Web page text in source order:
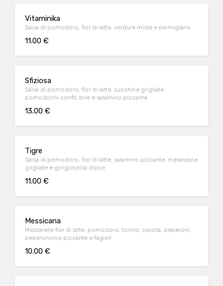
Vitaminika
Salsa di pomodoro, fior di latte, verdure miste e parmigiano
11.00 €
Sfiziosa
Salsa di pomodoro, fior di latte, zucchine grigliate,
pomodorini confit, brie e salamino piccante
13.00 €
Tigre
Salsa di pomodoro, fior di latte, salamino piccante, melanzane
grigliate e gorgonzola dolce
11.00 €
Messicana
Mozzarella fior di latte, pomodoro, tonno, cipolla, peperoni,
peperoncino piccante e fagioli
10.00 €